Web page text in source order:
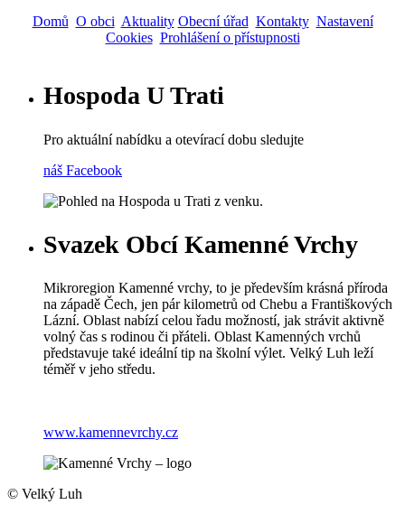
Domů O obci Aktuality Obecní úřad Kontakty Nastavení
Cookies Prohlášení o přístupnosti
Hospoda U Trati
Pro aktuální nabídku a otevírací dobu sledujte
náš Facebook
Svazek Obcí Kamenné Vrchy
Mikroregion Kamenné vrchy, to je především krásná příroda
na západě Čech, jen pár kilometrů od Chebu a Františkových
Lázní. Oblast nabízí celou řadu možností, jak strávit aktivně
volný čas s rodinou či přáteli. Oblast Kamenných vrchů
představuje také ideální tip na školní výlet. Velký Luh leží
téměř v jeho středu.
www.kamennevrchy.cz
© Velký Luh